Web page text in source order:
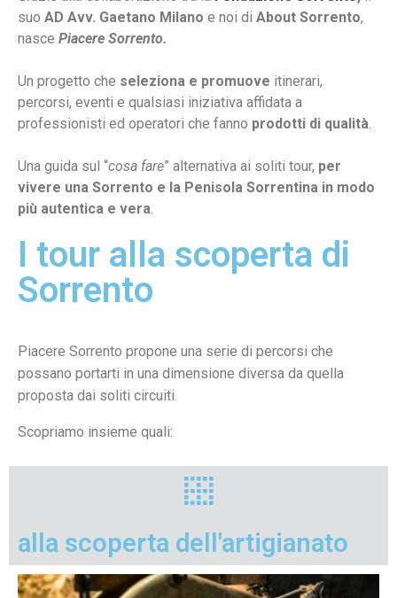
suo AD Avv. Gaetano Milano e noi di About Sorrento,
nasce Piacere Sorrento.
Un progetto che seleziona e promuove itinerari,
percorsi, eventi e qualsiasi iniziativa affidata a
professionisti ed operatori che fanno prodotti di qualità.
Una guida sul “cosa fare” alternativa ai soliti tour, per
vivere una Sorrento e la Penisola Sorrentina in modo
più autentica e vera.
I tour alla scoperta di
Sorrento
Piacere Sorrento propone una serie di percorsi che
possano portarti in una dimensione diversa da quella
proposta dai soliti circuiti.
Scopriamo insieme quali:
alla scoperta dell'artigianato